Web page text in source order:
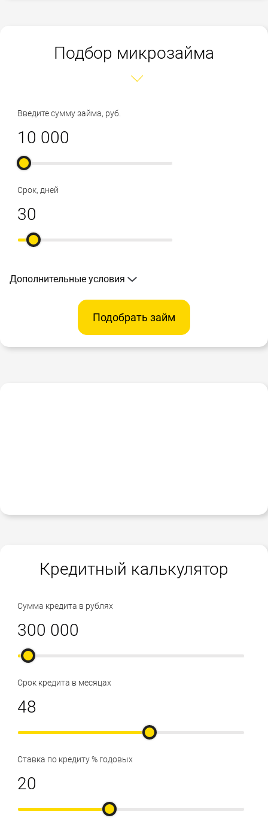
Подбор микрозайма
Введите сумму займа, руб.
Срок, дней
Дополнительные условия
Подобрать займ
Кредитный калькулятор
Сумма кредита в рублях
Срок кредита в месяцах
Ставка по кредиту % годовых